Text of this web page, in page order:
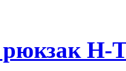
H-